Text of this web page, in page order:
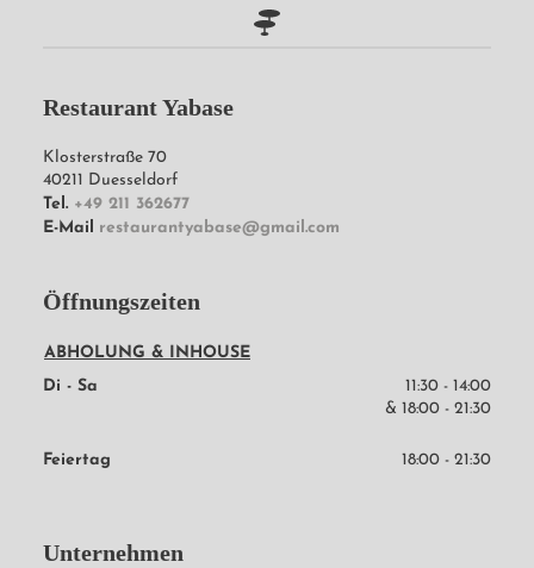
Restaurant Yabase
Klosterstraße 70
40211 Duesseldorf
Tel. +49 211 362677
E-Mail
restaurantyabase@gmail.com
Öffnungszeiten
ABHOLUNG & INHOUSE
Di - Sa
11:30 - 14:00
& 18:00 - 21:30
Feiertag 18:00 - 21:30
Unternehmen